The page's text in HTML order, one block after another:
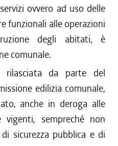
ovvero ad uso delle
funzionali alle operazioni
degli abitati, è
comunale.
rilasciata da parte del
edilizia comunale,
anche in deroga alle
vigenti, sempreché non
sicurezza pubblica e di